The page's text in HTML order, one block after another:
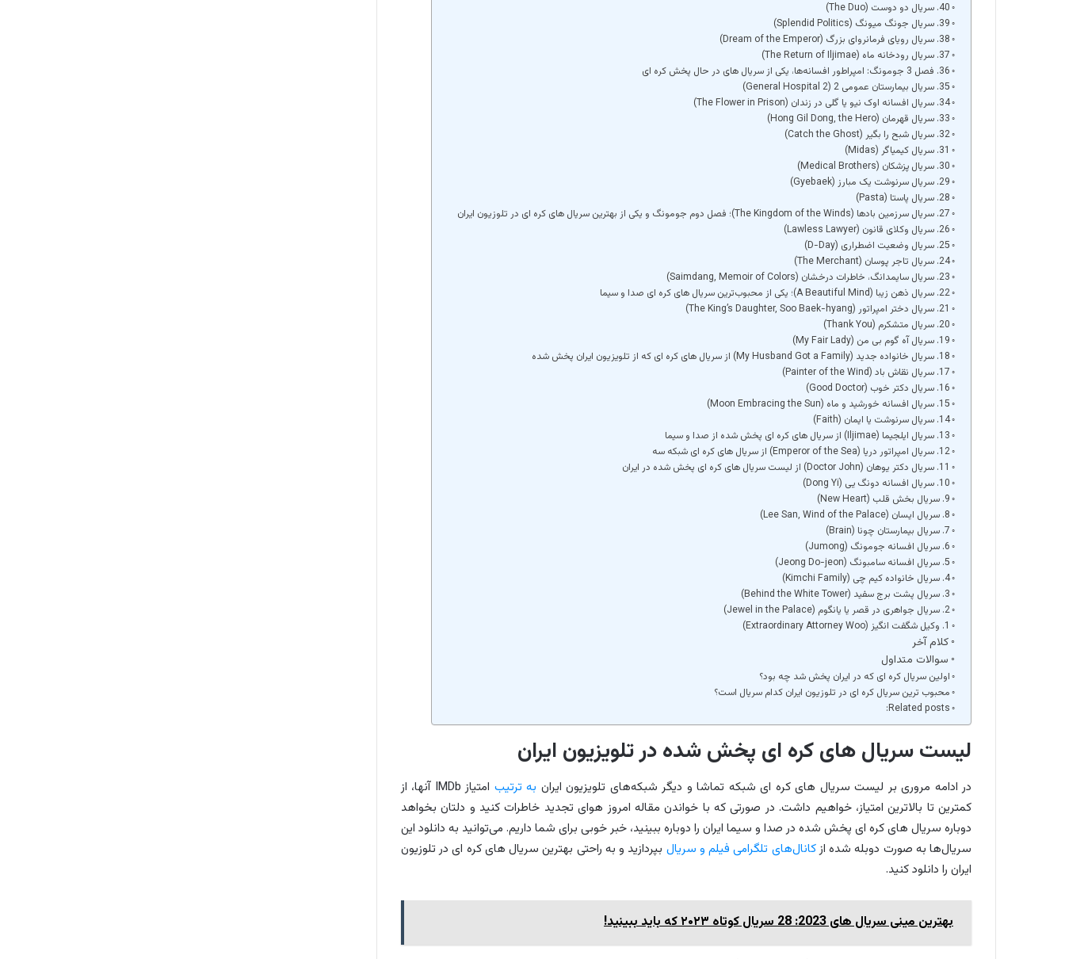
40. سریال دو دوست (The Duo)
39. سریال جونگ میونگ (Splendid Politics)
38. سریال رویای فرمانروای بزرگ (Dream of the Emperor)
37. سریال رودخانه ماه (The Return of Iljimae)
36. فصل 3 جومونگ: امپراطور افسانه‌ها، یکی از سریال های در حال پخش کره ای
35. سریال بیمارستان عمومی 2 (General Hospital 2)
34. سریال افسانه اوک نیو یا گلی در زندان (The Flower in Prison)
33. سریال قهرمان (Hong Gil Dong, the Hero)
32. سریال شبح را بگیر (Catch the Ghost)
31. سریال کیمیاگر (Midas)
30. سریال پزشکان (Medical Brothers)
29. سریال سرنوشت یک مبارز (Gyebaek)
28. سریال پاستا (Pasta)
27. سریال سرزمین بادها (The Kingdom of the Winds)؛ فصل دوم جومونگ و یکی از بهترین سریال های کره ای در تلوزیون ایران
26. سریال وکلای قانون (Lawless Lawyer)
25. سریال وضعیت اضطراری (D-Day)
24. سریال تاجر پوسان (The Merchant)
23. سریال سایمدانگ، خاطرات درخشان (Saimdang, Memoir of Colors)
22. سریال ذهن زیبا (A Beautiful Mind)؛ یکی از محبوب‌ترین سریال های کره ای صدا و سیما
21. سریال دختر امپراتور (The King’s Daughter, Soo Baek-hyang)
20. سریال متشکرم (Thank You)
19. سریال آه گوم بی من (My Fair Lady)
18. سریال خانواده جدید (My Husband Got a Family) از سریال های کره ای که از تلویزیون ایران پخش شده
17. سریال نقاش باد (Painter of the Wind)
16. سریال دکتر خوب (Good Doctor)
15. سریال افسانه خورشید و ماه (Moon Embracing the Sun)
14. سریال سرنوشت یا ایمان (Faith)
13. سریال ایلجیما (Iljimae) از سریال های کره ای پخش شده از صدا و سیما
12. سریال امپراتور دریا (Emperor of the Sea) از سریال های کره ای شبکه سه
11. سریال دکتر یوهان (Doctor John) از لیست سریال های کره ای پخش شده در ایران
10. سریال افسانه دونگ یی (Dong Yi)
9. سریال بخش قلب (New Heart)
8. سریال ایسان (Lee San, Wind of the Palace)
7. سریال بیمارستان چونا (Brain)
6. سریال افسانه جومونگ (Jumong)
5. سریال افسانه سامبونگ (Jeong Do-jeon)
4. سریال خانواده کیم چی (Kimchi Family)
3. سریال پشت برج سفید (Behind the White Tower)
2. سریال جواهری در قصر یا یانگوم (Jewel in the Palace)
1. وکیل شگفت انگیز (Extraordinary Attorney Woo)
کلام آخر
سوالات متداول
اولین سریال کره ای که در ایران پخش شد چه بود؟
محبوب ترین سریال کره ای در تلوزیون ایران کدام سریال است؟
Related posts:
لیست سریال های کره ای پخش شده در تلویزیون ایران
در ادامه مروری بر لیست سریال های کره ای شبکه تماشا و دیگر شبکه‌های تلویزیون ایران به ترتیب
امتیاز IMDb آنها، از
کمترین تا بالاترین امتیاز، خواهیم داشت. در صورتی که با خواندن مقاله امروز هوای تجدید خاطرات کنید و دلتان بخواهد
دوباره سریال های کره ای پخش شده در صدا و سیما ایران را دوباره ببینید، خبر خوبی برای شما داریم. می‌توانید به دانلود این
سریال‌ها به صورت دوبله شده از کانال‌های تلگرامی فیلم و سریال بپردازید و به راحتی بهترین سریال های کره ای در تلوزیون
ایران را دانلود کنید.
بهترین مینی سریال های 2023: 28 سریال کوتاه ۲۰۲۳ که باید ببینید!